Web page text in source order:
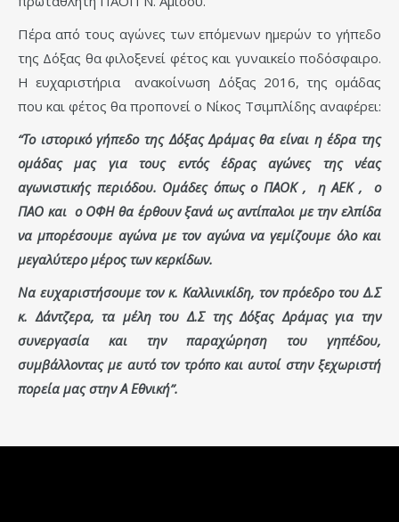
Πέρα από τους αγώνες των επόμενων ημερών το γήπεδο
της Δόξας θα φιλοξενεί φέτος και γυναικείο ποδόσφαιρο.
Η ευχαριστήρια ανακοίνωση Δόξας 2016, της ομάδας
που και φέτος θα προπονεί ο Νίκος Τσιμπλίδης αναφέρει:
“Το ιστορικό γήπεδο της Δόξας Δράμας θα είναι η έδρα της
ομάδας μας για τους εντός έδρας αγώνες της νέας
αγωνιστικής περιόδου. Ομάδες όπως ο ΠΑΟΚ , η ΑΕΚ , ο
ΠΑΟ και ο ΟΦΗ θα έρθουν ξανά ως αντίπαλοι με την ελπίδα
να μπορέσουμε αγώνα με τον αγώνα να γεμίζουμε όλο και
μεγαλύτερο μέρος των κερκίδων.
Να ευχαριστήσουμε τον κ. Καλλινικίδη, τον πρόεδρο του Δ.Σ
κ. Δάντζερα, τα μέλη του Δ.Σ της Δόξας Δράμας για την
συνεργασία και την παραχώρηση του γηπέδου,
συμβάλλοντας με αυτό τον τρόπο και αυτοί στην ξεχωριστή
πορεία μας στην Α Εθνική”.